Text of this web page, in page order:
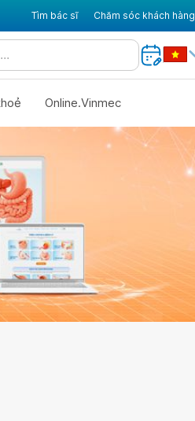
Tìm bác sĩ Chăm sóc khách hàng
Online.Vinmec